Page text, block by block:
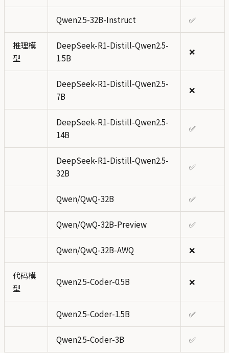
Qwen2.5-32B-Instruct ✅
推理模
型
DeepSeek-R1-Distill-Qwen2.5-
1.5B
❌
DeepSeek-R1-Distill-Qwen2.5-
7B
❌
DeepSeek-R1-Distill-Qwen2.5-
14B
✅
DeepSeek-R1-Distill-Qwen2.5-
32B
✅
Qwen/QwQ-32B ✅
Qwen/QwQ-32B-Preview ✅
Qwen/QwQ-32B-AWQ ❌
代码模
型
Qwen2.5-Coder-0.5B ❌
Qwen2.5-Coder-1.5B ✅
Qwen2.5-Coder-3B ✅